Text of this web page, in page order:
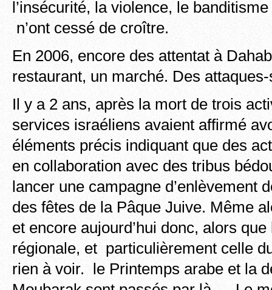
l’insécurité, la violence, le
n’ont cessé de croître.
En 2006, encore des attentat à
restaurant, un marché. Des
Il y a 2 ans, après la mort de trois
services israéliens avaient affirmé
éléments précis indiquant que des
en collaboration avec des tribus
lancer une campagne d’enlèvement
des fêtes de la Pâque Juive. Même
et encore aujourd’hui donc, alors
régionale, et particulièrement celle
rien à voir. le Printemps arabe et la